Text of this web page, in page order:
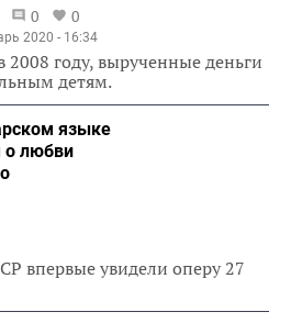
0 0
2020 - 16:34
году, вырученные деньги
детям.
языке
о любви
впервые увидели оперу 27